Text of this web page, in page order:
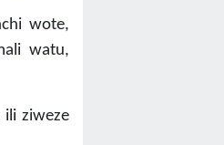
wote,
watu,
ili ziweze